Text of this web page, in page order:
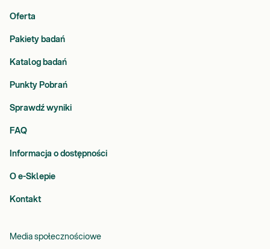
Oferta
Pakiety badań
Katalog badań
Punkty Pobrań
Sprawdź wyniki
FAQ
Informacja o dostępności
O e-Sklepie
Kontakt
Media społecznościowe